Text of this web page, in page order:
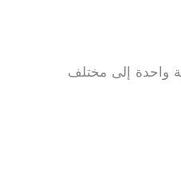
واحدة إلى مختلف